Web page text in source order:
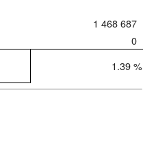
1 468 687
0
1.39 %